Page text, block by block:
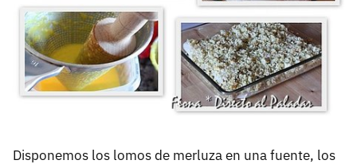
Disponemos los lomos de merluza en una fuente, los